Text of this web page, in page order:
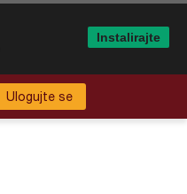
Ulogujte se
Instalirajte